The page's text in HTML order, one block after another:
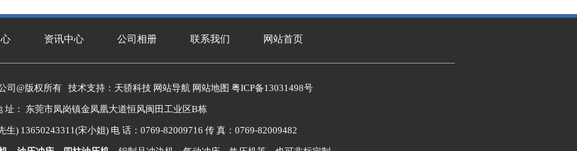
资讯中心 公司相册 联系我们 网站首页
司@版权所有 技术支持： 天骄科技 网站导航 网站地图 粤ICP备13031498号
址： 东莞市凤岗镇金凤凰大道恒风闽田工业区B栋
生) 13650243311(宋小姐) 电 话：0769-82009716 传 真：0769-82009482